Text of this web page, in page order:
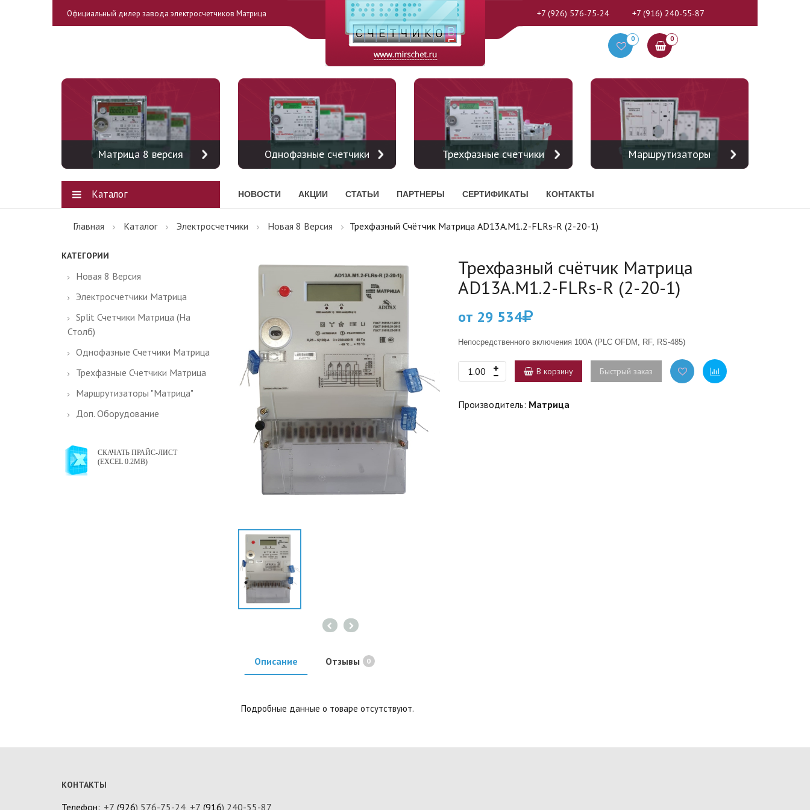
Официальный дилер завода электросчетчиков Матрица +7 (926) 576-75-24 +7 (916) 240-55-87
0 0
Матрица 8 версия Однофазные счетчики Трехфазные счетчики Маршрутизаторы
Каталог НОВОСТИ АКЦИИ СТАТЬИ ПАРТНЕРЫ СЕРТИФИКАТЫ КОНТАКТЫ
Главная Каталог Электросчетчики Новая 8 Версия Трехфазный Счётчик Матрица AD13A.M1.2-FLRs-R (2-20-1)
КАТЕГОРИИ
Новая 8 Версия
Электросчетчики Матрица
Split Счетчики Матрица (на
Столб)
Однофазные Счетчики Матрица
Трехфазные Счетчики Матрица
Маршрутизаторы "Матрица"
Доп. Оборудование
СКАЧАТЬ ПРАЙС-ЛИСТ
(EXCEL 0.2MB)
Трехфазный счётчик Матрица
AD13A.M1.2-FLRs-R (2-20-1)
от 29 534
Непосредственного включения 100А (PLC OFDM, RF, RS-485)
В корзину Быстрый заказ
Производитель: Матрица
Описание Отзывы 0
Подробные данные о товаре отсутствуют.
КОНТАКТЫ
Телефон: +7 (926) 576-75-24 +7 (916) 240-55-87